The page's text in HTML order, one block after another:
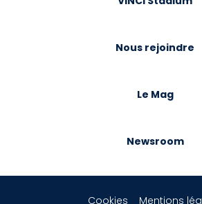
Nous rejoindre
Le Mag
Newsroom
Cookies Mentions